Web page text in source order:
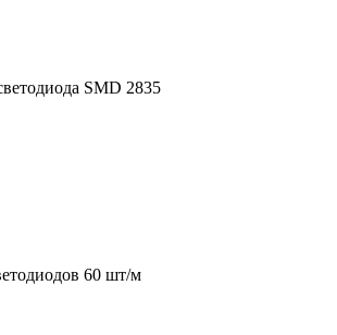
SMD 2835
60 шт/м